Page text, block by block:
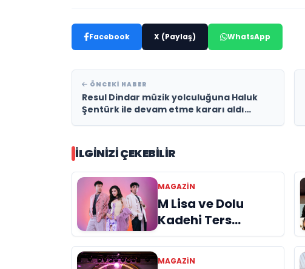
Facebook X (Paylaş) WhatsApp
ÖNCEKI HABER
Resul Dindar müzik yolculuğuna Haluk
Şentürk ile devam etme kararı aldı…
İLGINIZI ÇEKEBILIR
MAGAZIN
M Lisa ve Dolu
Kadehi Ters
Tut’tan Yeni İş
Birliği: “Vişne”
MAGAZIN